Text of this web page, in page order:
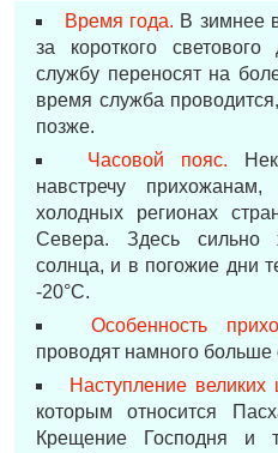
Время года. В зимнее
за короткого
службу переносят на
время служба
позже.
Часовой пояс.
навстречу
холодных регионах
Севера. Здесь сильно
солнца, и в погожие дни
-20°С.
Особенность
проводят намного больше
Наступление великих
которым относится
Крещение Господня и